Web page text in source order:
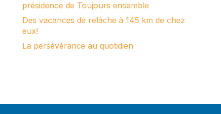
présidence de Toujours ensemble
Des vacances de relâche à 145 km de chez
eux!
La persévérance au quotidien